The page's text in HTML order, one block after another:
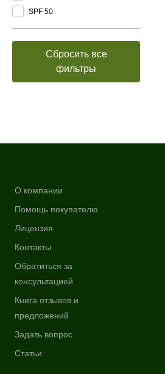
SPF 50
Сбросить все
фильтры
О компании
Помощь покупателю
Лицензия
Контакты
Обратиться за
консультацией
Книга отзывов и
предложений
Задать вопрос
Статьи